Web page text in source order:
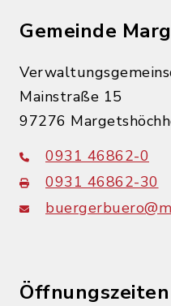
Gemeinde
Mainstraße 15
97276
0931 46862-0
0931 46862-30
Öffnungszeiten